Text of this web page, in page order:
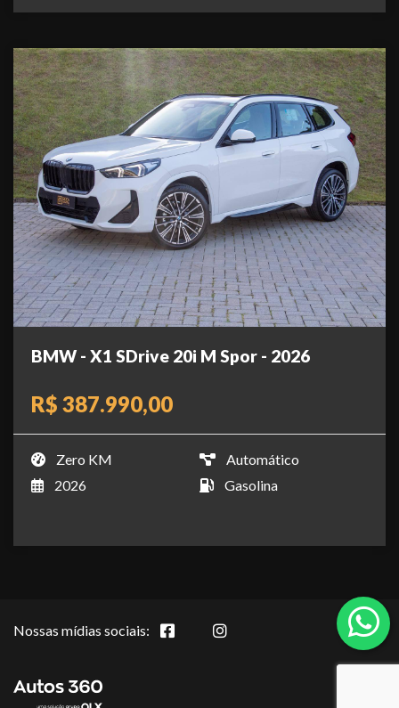
BMW - X1 SDrive 20i M Spor - 2026
R$ 387.990,00
Zero KM
Automático
2026
Gasolina
Nossas mídias sociais: